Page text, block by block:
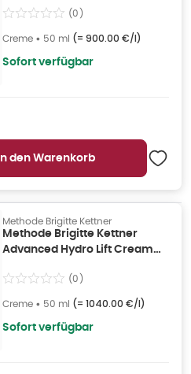
(0)
Creme • 50 ml (= 900.00 €/l)
Sofort verfügbar
In den Warenkorb
Methode Brigitte Kettner
Methode Brigitte Kettner
Advanced Hydro Lift Cream
(0)
Creme • 50 ml (= 1040.00 €/l)
Sofort verfügbar